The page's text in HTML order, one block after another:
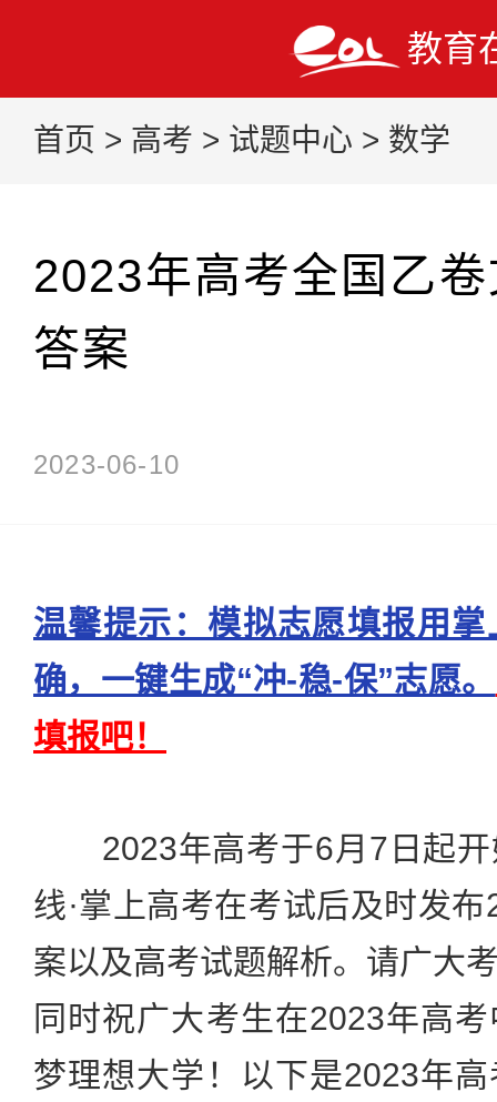
教育
首页 > 高考 > 试题中心 > 数学
2023年高考全国乙
答案
2023-06-10
温馨提示：模拟志愿填报用
确，一键生成“冲-稳-保”志愿。
填报吧！
2023年高考于6月7日起开
线·掌上高考在考试后及时发
案以及高考试题解析。请广大
同时祝广大考生在2023年高
梦理想大学！以下是2023年